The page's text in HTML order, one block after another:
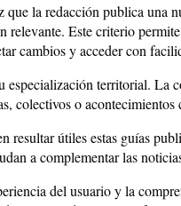
que la redacción publica una
relevante. Este criterio
cambios y acceder con
especialización territorial. La
colectivos o
resultar útiles estas guías
a complementar las
del usuario y la